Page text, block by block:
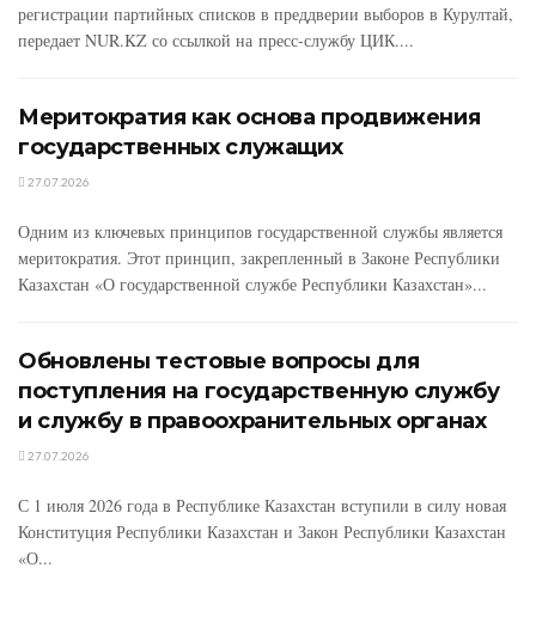
регистрации партийных списков в преддверии выборов в Курултай,
передает NUR.KZ со ссылкой на пресс-службу ЦИК....
Меритократия как основа продвижения
государственных служащих
27.07.2026
Одним из ключевых принципов государственной службы является
меритократия. Этот принцип, закрепленный в Законе Республики
Казахстан «О государственной службе Республики Казахстан»...
Обновлены тестовые вопросы для
поступления на государственную службу
и службу в правоохранительных органах
27.07.2026
С 1 июля 2026 года в Республике Казахстан вступили в силу новая
Конституция Республики Казахстан и Закон Республики Казахстан
«О...